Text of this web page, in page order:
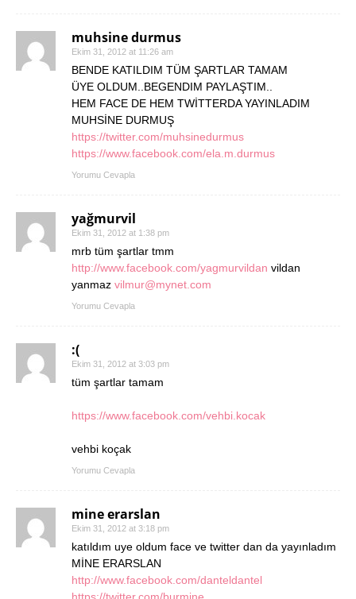
muhsine durmus
Ekim 31, 2012 at 11:26 am
BENDE KATILDIM TÜM ŞARTLAR TAMAM
ÜYE OLDUM..BEGENDIM PAYLAŞTIM..
HEM FACE DE HEM TWİTTERDA YAYINLADIM
MUHSİNE DURMUŞ
https://twitter.com/muhsinedurmus
https://www.facebook.com/ela.m.durmus
Yorumu Cevapla
yağmurvil
Ekim 31, 2012 at 1:38 pm
mrb tüm şartlar tmm
http://www.facebook.com/yagmurvildan vildan
yanmaz vilmur@mynet.com
Yorumu Cevapla
:(
Ekim 31, 2012 at 3:03 pm
tüm şartlar tamam
https://www.facebook.com/vehbi.kocak
vehbi koçak
Yorumu Cevapla
mine erarslan
Ekim 31, 2012 at 3:18 pm
katıldım uye oldum face ve twitter dan da yayınladım
MİNE ERARSLAN
http://www.facebook.com/danteldantel